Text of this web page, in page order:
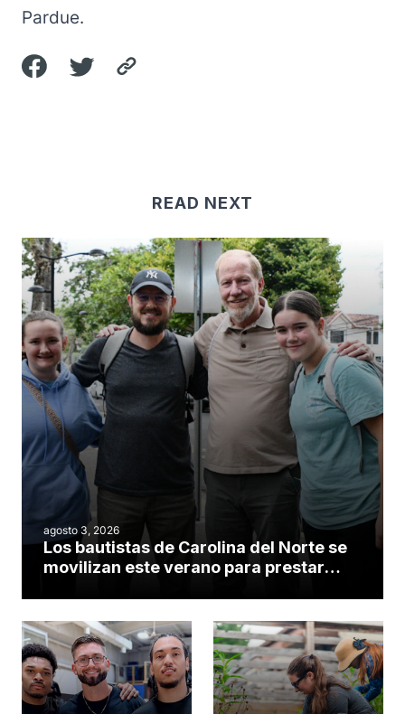
Pardue.
READ NEXT
agosto 3, 2026
Los bautistas de Carolina del Norte se
movilizan este verano para prestar